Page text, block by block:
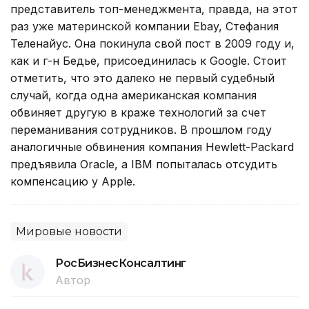
представитель топ-менеджмента, правда, на этот
раз уже материнской компании Ebay, Стефания
Теленайус. Она покинула свой пост в 2009 году и,
как и г-н Бедье, присоединилась к Google. Стоит
отметить, что это далеко не первый судебный
случай, когда одна американская компания
обвиняет другую в краже технологий за счет
переманивания сотрудников. В прошлом году
аналогичные обвинения компания Hewlett-Packard
предъявила Oracle, а IBM попыталась отсудить
компенсацию у Apple.
Мировые новости
РосБизнесКонсалтинг
Автор